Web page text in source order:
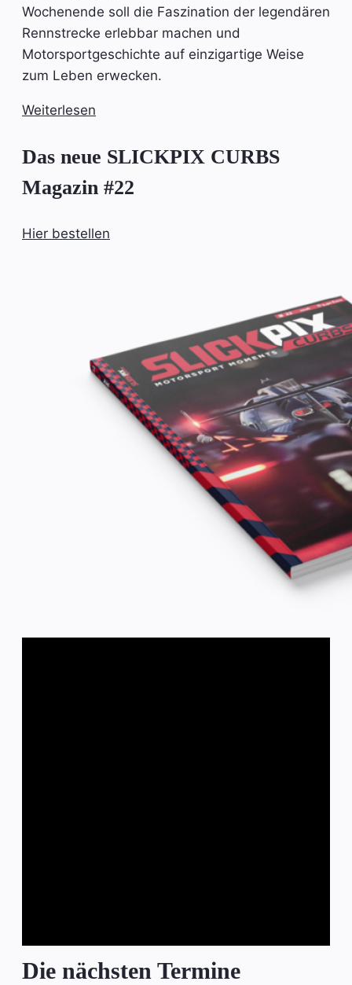
Wochenende soll die Faszination der legendären
Rennstrecke erlebbar machen und
Motorsportgeschichte auf einzigartige Weise
zum Leben erwecken.
Weiterlesen
Das neue SLICKPIX CURBS
Magazin #22
Hier bestellen
Die nächsten Termine